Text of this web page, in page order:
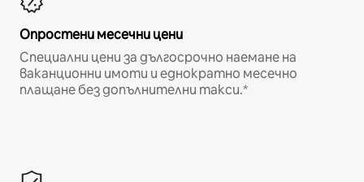
Опростени месечни цени
Специални цени за дългосрочно наемане на
ваканционни имоти и еднократно месечно
плащане без допълнителни такси.*